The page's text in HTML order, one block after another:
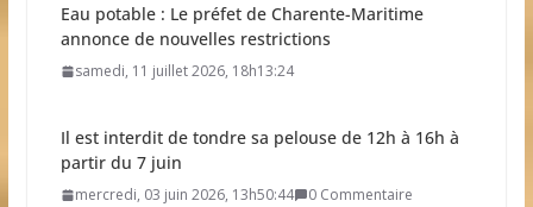
Eau potable : Le préfet de Charente-Maritime
annonce de nouvelles restrictions
samedi, 11 juillet 2026, 18h13:24
Il est interdit de tondre sa pelouse de 12h à 16h à
partir du 7 juin
mercredi, 03 juin 2026, 13h50:44 0 Commentaire